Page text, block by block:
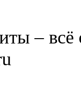
–